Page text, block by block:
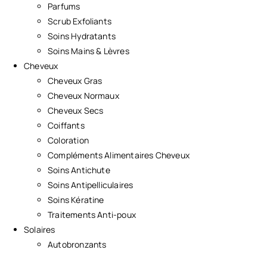
Parfums
Scrub Exfoliants
Soins Hydratants
Soins Mains & Lèvres
Cheveux
Cheveux Gras
Cheveux Normaux
Cheveux Secs
Coiffants
Coloration
Compléments Alimentaires Cheveux
Soins Antichute
Soins Antipelliculaires
Soins Kératine
Traitements Anti-poux
Solaires
Autobronzants